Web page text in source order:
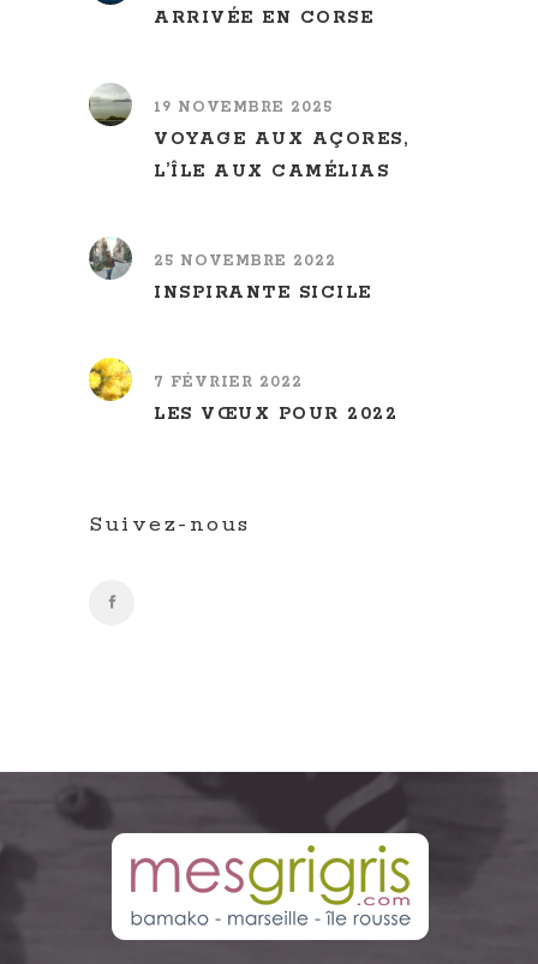
ARRIVÉE EN CORSE
19 NOVEMBRE 2025
VOYAGE AUX AÇORES,
L’ÎLE AUX CAMÉLIAS
25 NOVEMBRE 2022
INSPIRANTE SICILE
7 FÉVRIER 2022
LES VŒUX POUR 2022
Suivez-nous